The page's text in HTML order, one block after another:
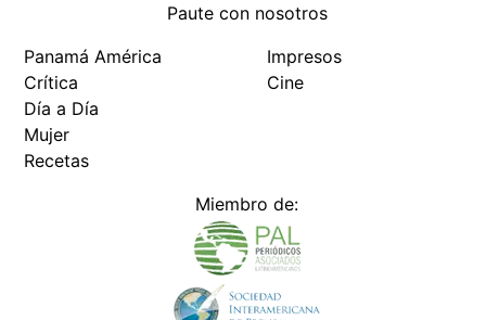
Paute con nosotros
Panamá América
Crítica
Día a Día
Mujer
Recetas
Impresos
Cine
Miembro de: